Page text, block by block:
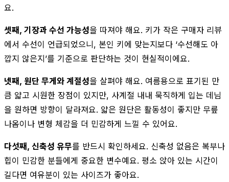
요.
셋째, 기장과 수선 가능성을 따져야 해요. 키가 작은 구매자 리뷰
에서 수선이 언급되었으니, 본인 키에 맞는지보다 ‘수선해도 아
깝지 않은지’를 기준으로 판단하는 것이 현실적이에요.
넷째, 원단 무게와 계절성을 살펴야 해요. 여름용으로 표기된 만
큼 얇고 시원한 장점이 있지만, 사계절 내내 묵직하게 입는 데님
을 원하면 방향이 달라져요. 얇은 원단은 활동성이 좋지만 무릎
나옴이나 변형 체감을 더 민감하게 느낄 수 있어요.
다섯째, 신축성 유무를 반드시 확인하세요. 신축성 없음은 복부나
힙이 민감한 분들에게 중요한 변수예요. 평소 앉아 있는 시간이
길다면 여유분이 있는 사이즈가 좋아요.